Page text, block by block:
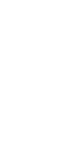
ser